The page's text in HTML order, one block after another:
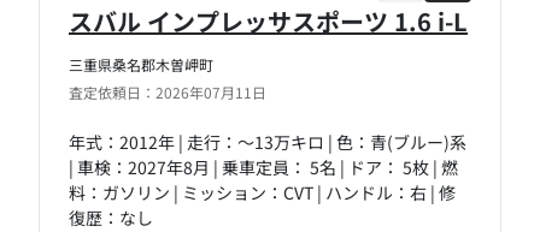
三重県桑名郡木曽岬町
査定依頼日：2026年07月11日
スバル インプレッサスポーツ 1.6 i-L
年式：2012年 | 走行：～13万キロ | 色：青(ブルー)系
| 車検：2027年8月 | 乗車定員： 5名 | ドア： 5枚 | 燃
料：ガソリン | ミッション：CVT | ハンドル：右 | 修
復歴：なし